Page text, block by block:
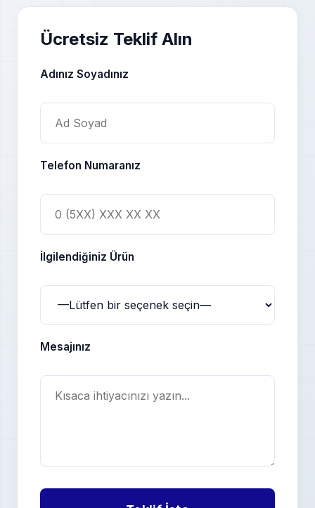
Ücretsiz Teklif Alın
Adınız Soyadınız
Telefon Numaranız
İlgilendiğiniz Ürün
Mesajınız